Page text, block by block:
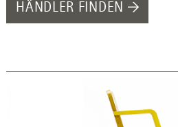
HÄNDLER FINDEN